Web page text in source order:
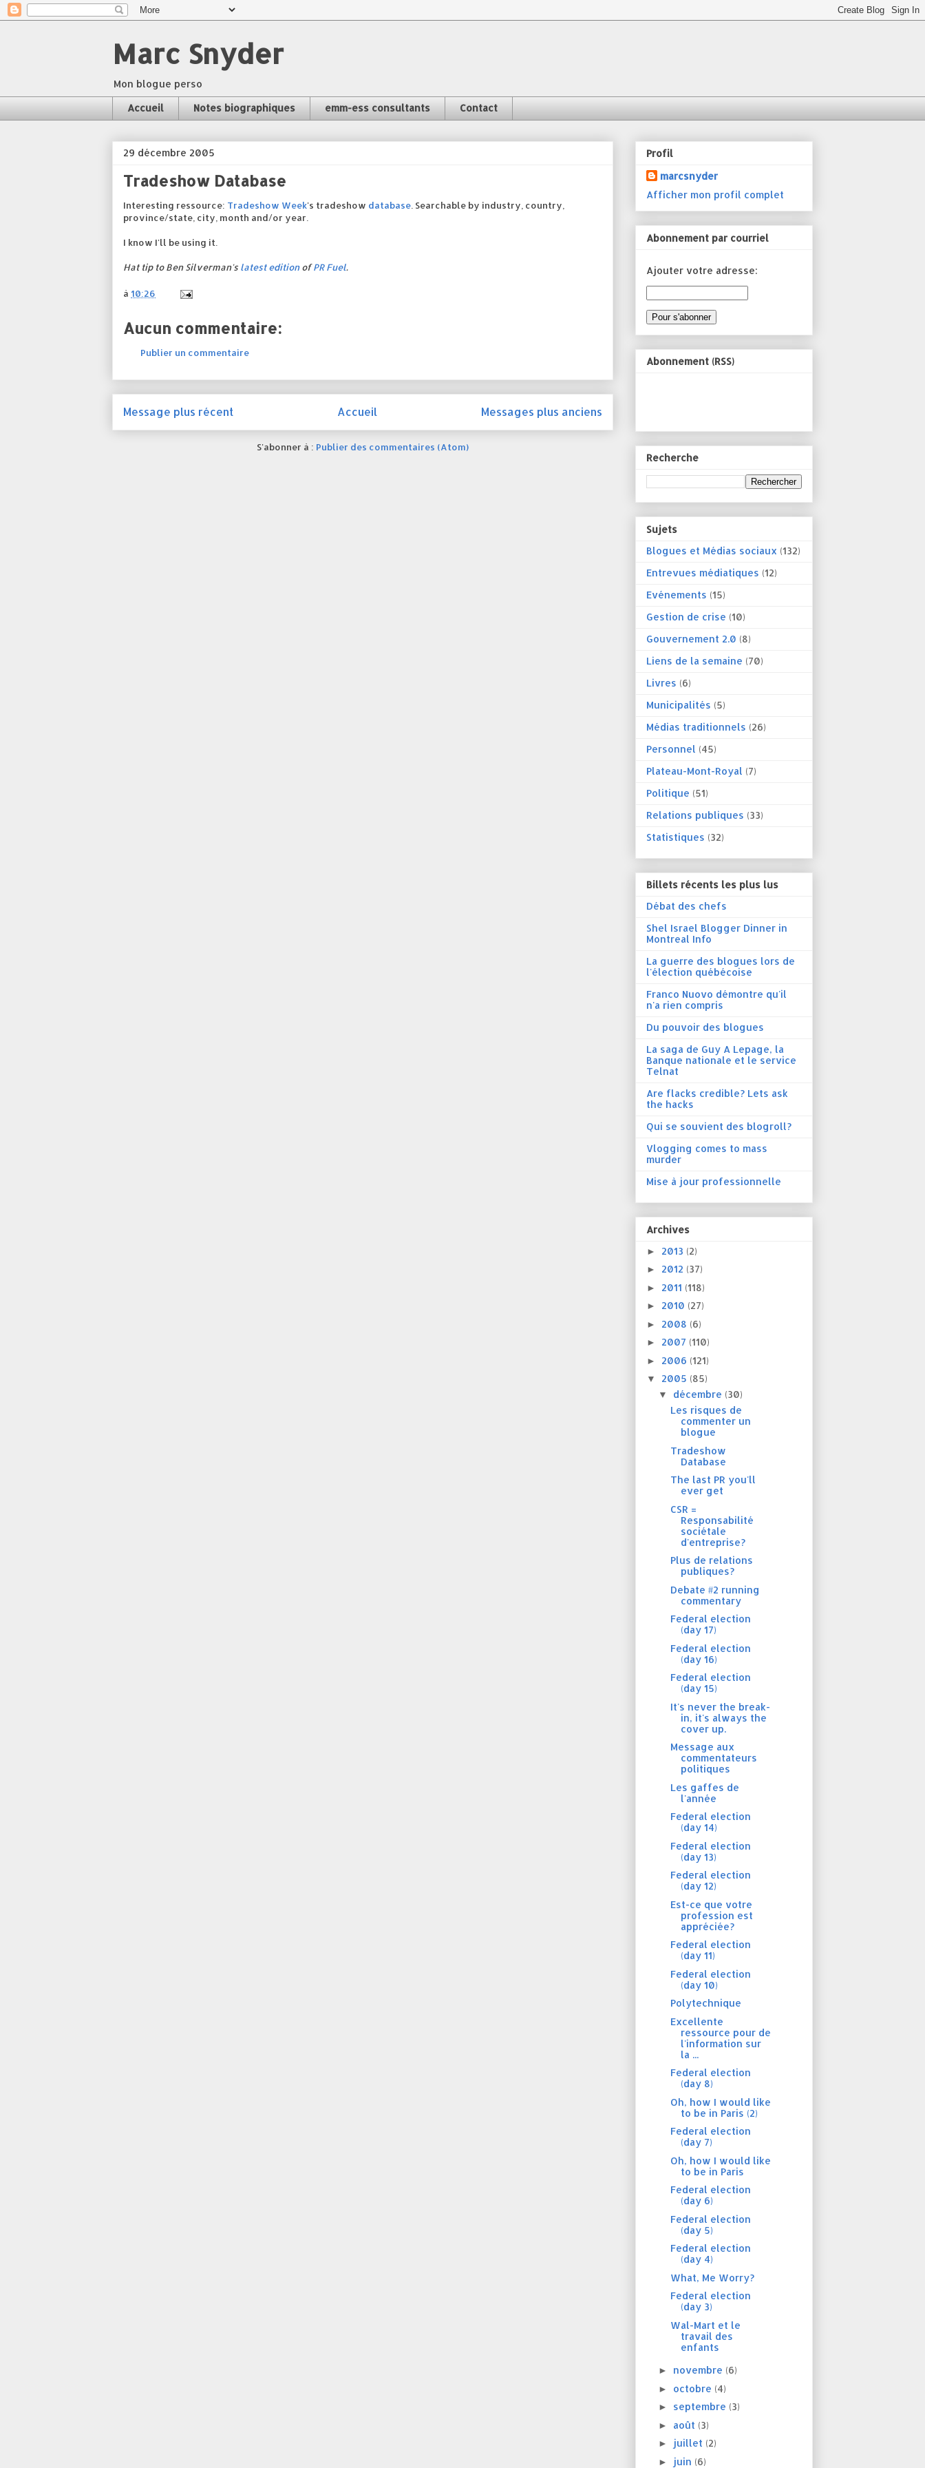
Marc Snyder
Mon blogue perso
Accueil Notes biographiques emm-ess consultants Contact
29 décembre 2005
Tradeshow Database
Interesting ressource: Tradeshow Week's tradeshow database . Searchable by industry, country,
province/state, city, month and/or year.
I know I'll be using it.
Hat tip to Ben Silverman's latest editionofPR Fuel.
à 10:26
Aucun commentaire:
Publier un commentaire
Message plus récent Messages plus anciens
Accueil
S'abonner à : Publier des commentaires (Atom)
Profil
marcsnyder
Afficher mon profil complet
Abonnement par courriel
Ajouter votre adresse:
Abonnement (RSS)
Recherche
Sujets
Blogues et Médias sociaux (132)
Entrevues médiatiques (12)
Evénements (15)
Gestion de crise (10)
Gouvernement 2.0 (8)
Liens de la semaine (70)
Livres (6)
Municipalités (5)
Médias traditionnels (26)
Personnel (45)
Plateau-Mont-Royal (7)
Politique (51)
Relations publiques (33)
Statistiques (32)
Billets récents les plus lus
Débat des chefs
Shel Israel Blogger Dinner in
Montreal Info
La guerre des blogues lors de
l'élection québécoise
Franco Nuovo démontre qu'il
n'a rien compris
Du pouvoir des blogues
La saga de Guy A Lepage, la
Banque nationale et le service
Telnat
Are flacks credible? Lets ask
the hacks
Qui se souvient des blogroll?
Vlogging comes to mass
murder
Mise à jour professionnelle
Archives
► 2013 (2)
► 2012 (37)
► 2011 (118)
► 2010 (27)
► 2008 (6)
► 2007 (110)
► 2006 (121)
▼ 2005 (85)
▼ décembre (30)
Les risques de
commenter un
blogue
Tradeshow
Database
The last PR you'll
ever get
CSR =
Responsabilité
sociétale
d'entreprise?
Plus de relations
publiques?
Debate #2 running
commentary
Federal election
(day 17)
Federal election
(day 16)
Federal election
(day 15)
It's never the break-
in, it's always the
cover up.
Message aux
commentateurs
politiques
Les gaffes de
l'année
Federal election
(day 14)
Federal election
(day 13)
Federal election
(day 12)
Est-ce que votre
profession est
appréciée?
Federal election
(day 11)
Federal election
(day 10)
Polytechnique
Excellente
ressource pour de
l'information sur
la ...
Federal election
(day 8)
Oh, how I would like
to be in Paris (2)
Federal election
(day 7)
Oh, how I would like
to be in Paris
Federal election
(day 6)
Federal election
(day 5)
Federal election
(day 4)
What, Me Worry?
Federal election
(day 3)
Wal-Mart et le
travail des
enfants
► novembre (6)
► octobre (4)
► septembre (3)
► août (3)
► juillet (2)
► juin (6)